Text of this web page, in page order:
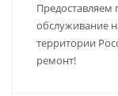
Предоставляем
обслуживание
территории
ремонт!